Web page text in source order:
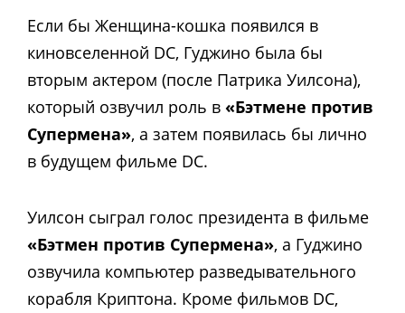
Если бы Женщина-кошка появился в
киновселенной DC, Гуджино была бы
вторым актером (после Патрика Уилсона),
который озвучил роль в «Бэтмене против
Супермена», а затем появилась бы лично
в будущем фильме DC.
Уилсон сыграл голос президента в фильме
«Бэтмен против Супермена», а Гуджино
озвучила компьютер разведывательного
корабля Криптона. Кроме фильмов DC,